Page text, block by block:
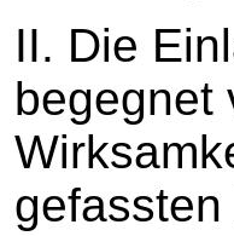
II. Die
begegnet